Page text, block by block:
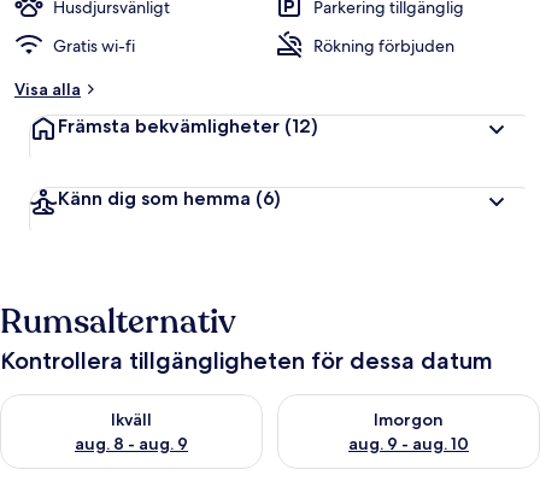
Husdjursvänligt
Parkering tillgänglig
Gratis wi-fi
Rökning förbjuden
Visa alla
Främsta bekvämligheter (12)
Känn dig som hemma (6)
Rumsalternativ
Kontrollera tillgängligheten för dessa datum
Ikväll
aug. 8 - aug. 9
Kontrollera tillgängligheten för ikväll aug. 8 - aug. 9
Imorgon
aug. 9 - aug. 10
Kontrollera tillgängligheten